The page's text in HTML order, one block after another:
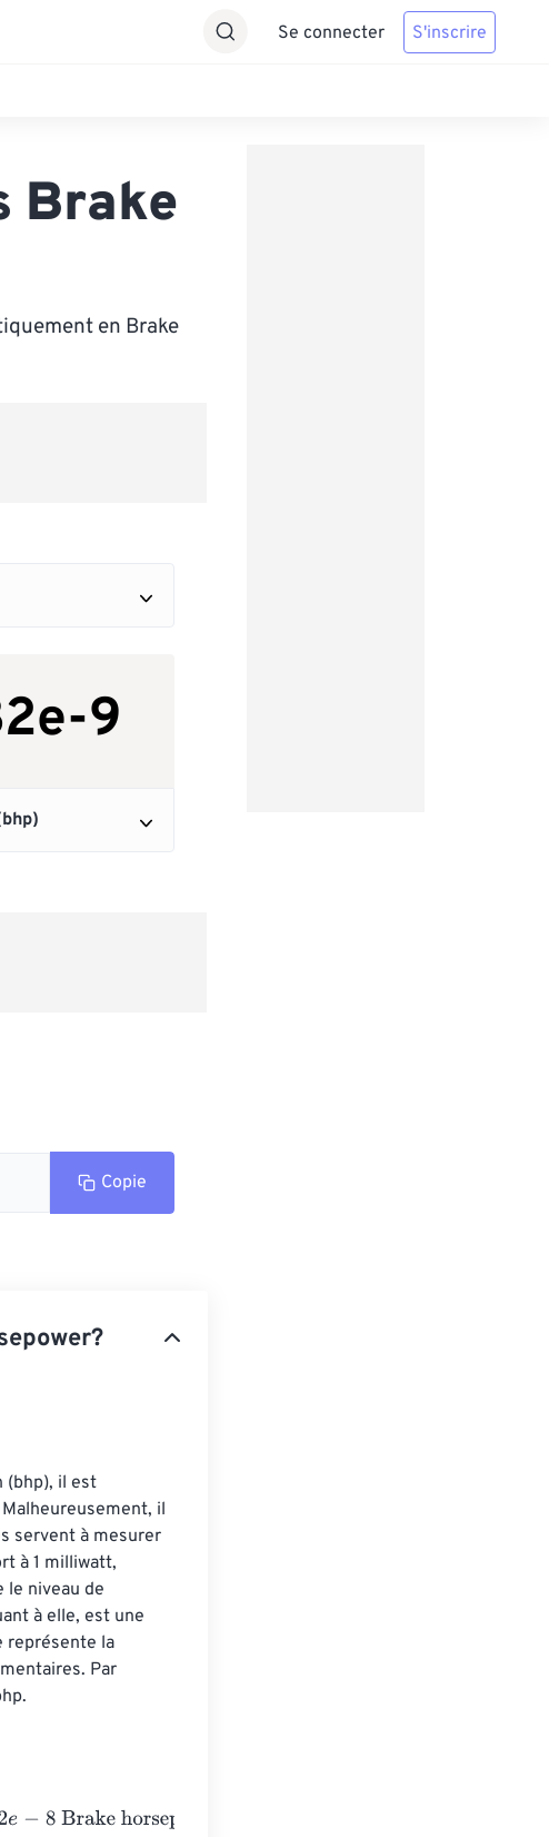
Se connecter S'inscrire
Brake
en Brake
Copie
(bhp), il est
il
servent à mesurer
à 1 milliwatt,
niveau de
à elle, est une
représente la
Par